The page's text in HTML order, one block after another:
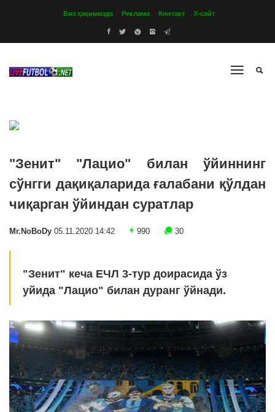
Биз ҳақимизда Реклама Контакт Х-сайт
"Зенит" "Лацио" билан ўйиннинг
сўнгги дақиқаларида ғалабани қўлдан
чиқарган ўйиндан суратлар
Mr.NoBoDy 05.11.2020 14:42 990 30
"Зенит" кеча ЕЧЛ 3-тур доирасида ўз
уйида "Лацио" билан дуранг ўйнади.